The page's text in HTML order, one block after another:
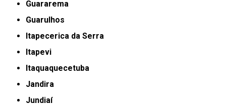
Guararema
Guarulhos
Itapecerica da Serra
Itapevi
Itaquaquecetuba
Jandira
Jundiaí